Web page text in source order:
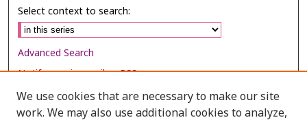
Select context to search:
Advanced Search
Notify me via email orRSS
Browse
We use cookies that are necessary to make our site
work. We may also use additional cookies to analyze,